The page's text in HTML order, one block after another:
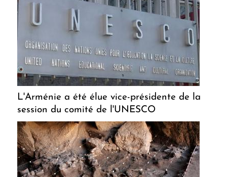
L'Arménie a été élue vice-présidente de la
session du comité de l'UNESCO